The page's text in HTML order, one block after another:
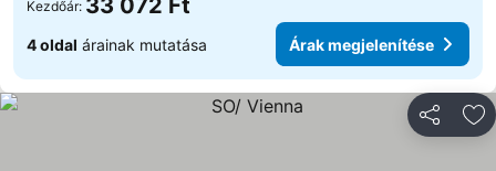
Kezdőár: 33 072 Ft
4 oldal árainak mutatása Árak megjelenítése